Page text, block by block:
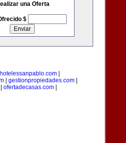
una Oferta
$
hotelessanpablo.com|
| gestionpropiedades.com|
ofertadecasas.com